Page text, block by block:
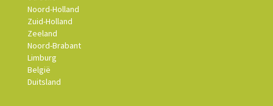
Noord-Holland
Zuid-Holland
Zeeland
Noord-Brabant
Limburg
België
Duitsland